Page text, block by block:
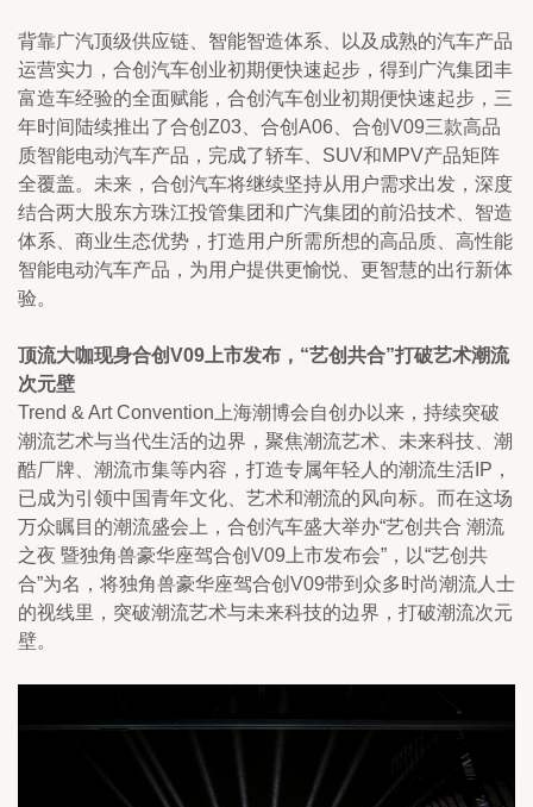
背靠广汽顶级供应链、智能智造体系、以及成熟的汽车产品
运营实力，合创汽车创业初期便快速起步，得到广汽集团丰
富造车经验的全面赋能，合创汽车创业初期便快速起步，三
年时间陆续推出了合创Z03、合创A06、合创V09三款高品
质智能电动汽车产品，完成了轿车、SUV和MPV产品矩阵
全覆盖。未来，合创汽车将继续坚持从用户需求出发，深度
结合两大股东方珠江投管集团和广汽集团的前沿技术、智造
体系、商业生态优势，打造用户所需所想的高品质、高性能
智能电动汽车产品，为用户提供更愉悦、更智慧的出行新体
验。
顶流大咖现身合创V09上市发布，“艺创共合”打破艺术潮流
次元壁
Trend & Art Convention上海潮博会自创办以来，持续突破
潮流艺术与当代生活的边界，聚焦潮流艺术、未来科技、潮
酷厂牌、潮流市集等内容，打造专属年轻人的潮流生活IP，
已成为引领中国青年文化、艺术和潮流的风向标。而在这场
万众瞩目的潮流盛会上，合创汽车盛大举办“艺创共合 潮流
之夜 暨独角兽豪华座驾合创V09上市发布会”，以“艺创共
合”为名，将独角兽豪华座驾合创V09带到众多时尚潮流人士
的视线里，突破潮流艺术与未来科技的边界，打破潮流次元
壁。